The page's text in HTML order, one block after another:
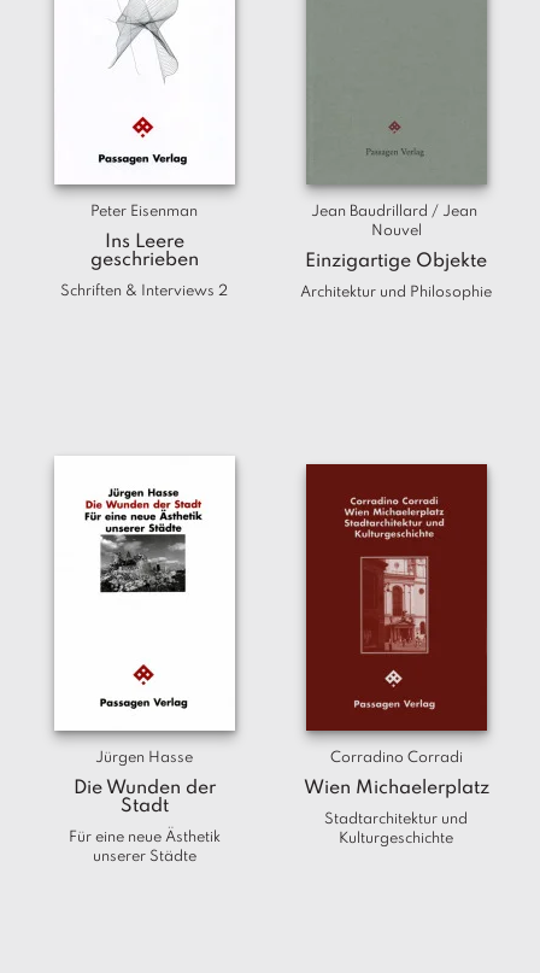
Peter Eisenman
Ins Leere
geschrieben
Schriften & Interviews 2
Jean Baudrillard / Jean
Nouvel
Einzigartige Objekte
Architektur und Philosophie
Jürgen Hasse
Die Wunden der
Stadt
Für eine neue Ästhetik
unserer Städte
Corradino Corradi
Wien Michaelerplatz
Stadtarchitektur und
Kulturgeschichte